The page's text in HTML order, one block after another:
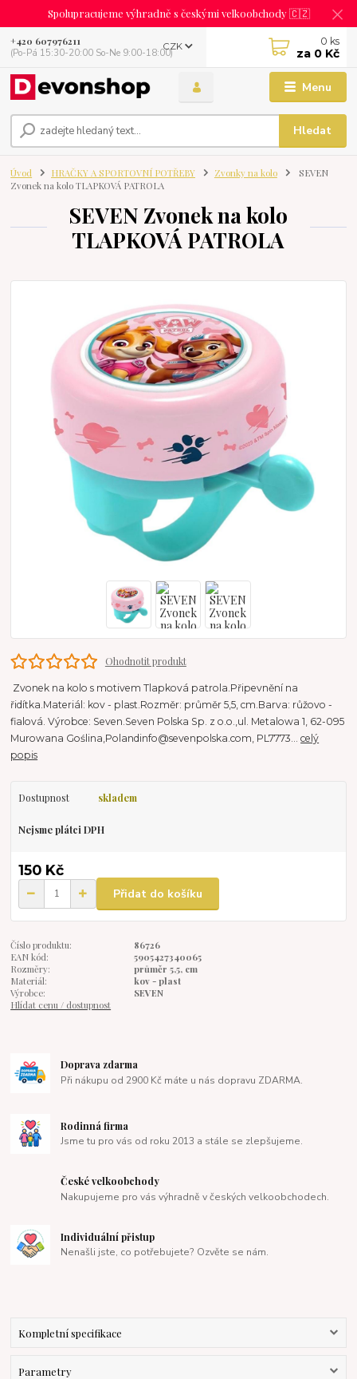
Spolupracujeme výhradně s českými velkoobchody 🇨🇿
Menu
CZK
Hledat
+420 607976211
(Po-Pá 15:30-20:00 So-Ne 9:00-18:00)
0 ks
za 0 Kč
Úvod HRAČKY A SPORTOVNÍ POTŘEBY Zvonky na kolo
SEVEN
Zvonek na kolo TLAPKOVÁ PATROLA
SEVEN Zvonek na kolo
TLAPKOVÁ PATROLA
Ohodnotit produkt
Zvonek na kolo s motivem Tlapková patrola.Připevnění na
řidítka.Materiál: kov - plast.Rozměr: průměr 5,5, cm.Barva: růžovo -
fialová. Výrobce: Seven.Seven Polska Sp. z o.o.,ul. Metalowa 1, 62-095
Murowana Goślina,Polandinfo@sevenpolska.com, PL7773...celý
popis
Dostupnost skladem
Nejsme plátci DPH
150 Kč
Přidat do košíku
Číslo produktu:
86726
EAN kód:
5905427340065
Rozměry:
průměr 5,5, cm
Materiál:
kov - plast
Výrobce:
SEVEN
Hlídat cenu / dostupnost
Doprava zdarma
Při nákupu od 2900 Kč máte u nás dopravu ZDARMA.
Rodinná firma
Jsme tu pro vás od roku 2013 a stále se zlepšujeme.
České velkoobchody
Nakupujeme pro vás výhradně v českých velkoobchodech.
Individuální přistup
Nenašli jste, co potřebujete? Ozvěte se nám.
Kompletní specifikace
Parametry